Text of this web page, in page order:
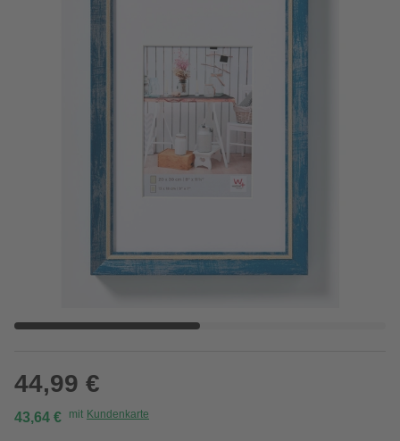
44,99 €
43,64 € mit Kundenkarte